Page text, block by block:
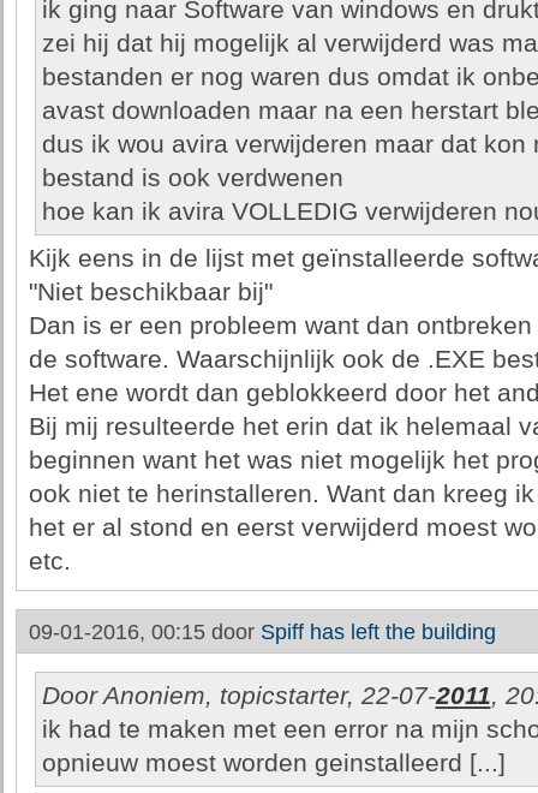
ik ging naar Software van windows en
zei hij dat hij mogelijk al verwijderd was
bestanden er nog waren dus omdat ik
avast downloaden maar na een herstart
dus ik wou avira verwijderen maar dat
bestand is ook verdwenen
hoe kan ik avira VOLLEDIG verwijderen
Kijk eens in de lijst met geïnstalleerde
"Niet beschikbaar bij"
Dan is er een probleem want dan
de software. Waarschijnlijk ook de .EXE
Het ene wordt dan geblokkeerd door het
Bij mij resulteerde het erin dat ik helemaal
beginnen want het was niet mogelijk het
ook niet te herinstalleren. Want dan kreeg
het er al stond en eerst verwijderd moest
etc.
09-01-2016, 00:15 door Spiff has left the building
Door Anoniem, topicstarter, 22-07-2011,
ik had te maken met een error na mijn
opnieuw moest worden geinstalleerd [...]